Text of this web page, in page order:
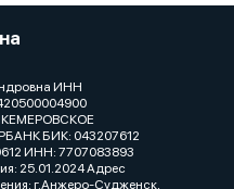
ИНН
КЕМЕРОВСКОЕ
БИК: 043207612
ИНН: 7707083893
25.01.2024 Адрес
г.Анжеро-Судженск,